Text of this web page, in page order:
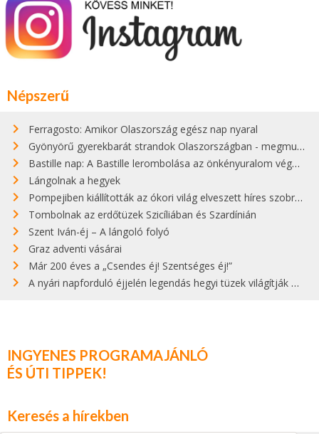
Népszerű
Ferragosto: Amikor Olaszország egész nap nyaral
Gyönyörű gyerekbarát strandok Olaszországban - megmutatjuk a 15 legjobbat
Bastille nap: A Bastille lerombolása az önkényuralom végét jelentette
Lángolnak a hegyek
Pompejiben kiállították az ókori világ elveszett híres szobrának másolatát
Tombolnak az erdőtüzek Szicíliában és Szardínián
Szent Iván-éj – A lángoló folyó
Graz adventi vásárai
Már 200 éves a „Csendes éj! Szentséges éj!”
A nyári napforduló éjjelén legendás hegyi tüzek világítják meg Zugspitzét
INGYENES PROGRAMAJÁNLÓ
ÉS ÚTI TIPPEK!
Keresés a hírekben